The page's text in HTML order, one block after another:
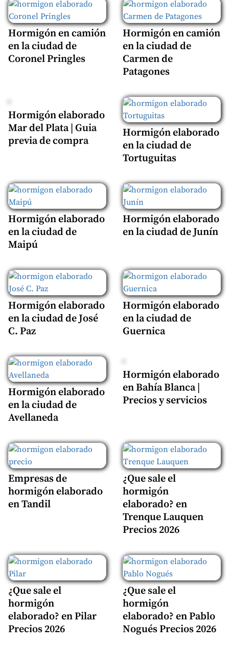
Hormigón en camión
en la ciudad de
Coronel Pringles
Hormigón en camión
en la ciudad de
Carmen de
Patagones
Hormigón elaborado
Mar del Plata | Guia
previa de compra
Hormigón elaborado
en la ciudad de
Tortuguitas
Hormigón elaborado
en la ciudad de
Maipú
Hormigón elaborado
en la ciudad de Junín
Hormigón elaborado
en la ciudad de José
C. Paz
Hormigón elaborado
en la ciudad de
Guernica
Hormigón elaborado
en la ciudad de
Avellaneda
Hormigón elaborado
en Bahía Blanca |
Precios y servicios
Empresas de
hormigón elaborado
en Tandil
¿Que sale el
hormigón
elaborado? en
Trenque Lauquen
Precios 2026
¿Que sale el
hormigón
elaborado? en Pilar
Precios 2026
¿Que sale el
hormigón
elaborado? en Pablo
Nogués Precios 2026